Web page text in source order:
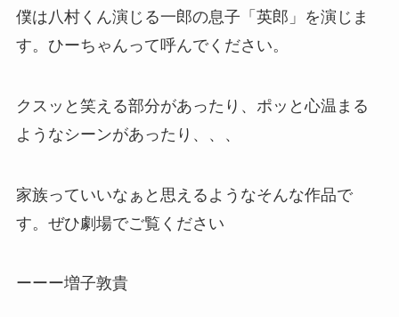
僕は八村くん演じる一郎の息子「英郎」を演じま
す。ひーちゃんって呼んでください。
クスッと笑える部分があったり、ポッと心温まる
ようなシーンがあったり、、、
家族っていいなぁと思えるようなそんな作品で
す。ぜひ劇場でご覧ください
ーーー増子敦貴